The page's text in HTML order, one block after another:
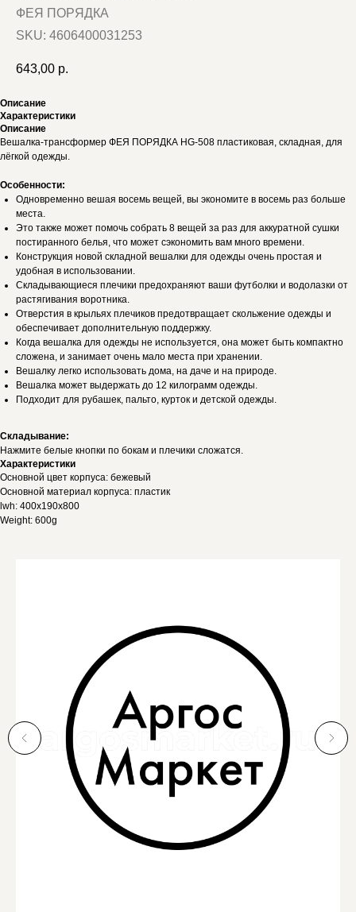
ФЕЯ ПОРЯДКА
SKU: 4606400031253
643,00 р.
Описание
Характеристики
Описание
Вешалка-трансформер ФЕЯ ПОРЯДКА HG-508 пластиковая, складная, для
лёгкой одежды.
Особенности:
Одновременно вешая восемь вещей, вы экономите в восемь раз больше
места.
Это также может помочь собрать 8 вещей за раз для аккуратной сушки
постиранного белья, что может сэкономить вам много времени.
Конструкция новой складной вешалки для одежды очень простая и
удобная в использовании.
Складывающиеся плечики предохраняют ваши футболки и водолазки от
растягивания воротника.
Отверстия в крыльях плечиков предотвращает скольжение одежды и
обеспечивает дополнительную поддержку.
Когда вешалка для одежды не используется, она может быть компактно
сложена, и занимает очень мало места при хранении.
Вешалку легко использовать дома, на даче и на природе.
Вешалка может выдержать до 12 килограмм одежды.
Подходит для рубашек, пальто, курток и детской одежды.
Складывание:
Нажмите белые кнопки по бокам и плечики сложатся.
Характеристики
Основной цвет корпуса: бежевый
Основной материал корпуса: пластик
lwh: 400x190x800
Weight: 600g